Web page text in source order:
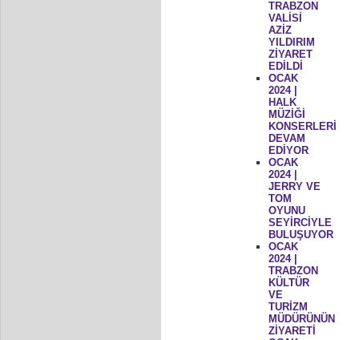
TRABZON
VALİSİ
AZİZ
YILDIRIM
ZİYARET
EDİLDİ
OCAK
2024 |
HALK
MÜZİĞİ
KONSERLERİ
DEVAM
EDİYOR
OCAK
2024 |
JERRY VE
TOM
OYUNU
SEYİRCİYLE
BULUŞUYOR
OCAK
2024 |
TRABZON
KÜLTÜR
VE
TURİZM
MÜDÜRÜNÜN
ZİYARETİ